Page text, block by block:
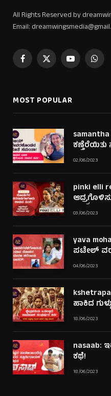
All Rights Reserved by
Email:
Facebook
X
YouTube
MOST POPULAR
02/06/2023
pinki elli
03/06/2023
yava
ಪಟೇಲ್
04/06/2023
ಹಾಕಿದ
18/06/2023
nasaab:
ಕಥೆ!
18/06/2023